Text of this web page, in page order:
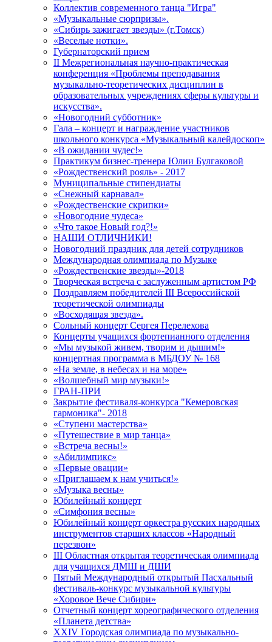
Коллектив современного танца "Игра"
«Музыкальные сюрпризы».
«Сибирь зажигает звезды» (г.Томск)
«Веселые нотки».
Губернаторский прием
II Межрегиональная научно-практическая
конференция «Проблемы преподавания
музыкально-теоретических дисциплин в
образовательных учреждениях сферы культуры и
искусства».
«Новогодний субботник»
Гала – концерт и награждение участников
школьного конкурса «Музыкальный калейдоскоп»
«В ожидании чудес!»
Практикум бизнес-тренера Юлии Булгаковой
«Рождественский рояль» - 2017
Муниципальные стипендиаты
«Снежный карнавал»
«Рождественские скрипки»
«Новогодние чудеса»
«Что такое Новый год?!»
НАШИ ОТЛИЧНИКИ!
Новогодний праздник для детей сотрудников
Международная олимпиада по Музыке
«Рождественские звезды»-2018
Творческая встреча с заслуженным артистом РФ
Поздравляем победителей III Всероссийской
теоретической олимпиады
«Восходящая звезда».
Сольный концерт Сергея Перелехова
Концерты учащихся фортепианного отделения
«Мы музыкой живем, творим и дышим!»
концертная программа в МБДОУ № 168
«На земле, в небесах и на море»
«Волшебный мир музыки!»
ГРАН-ПРИ
Закрытие фестиваля-конкурса "Кемеровская
гармоника"- 2018
«Ступени мастерства»
«Путешествие в мир танца»
«Встреча весны!»
«Абилимпикс»
«Первые овации»
«Приглашаем к нам учиться!»
«Музыка весны»
Юбилейный концерт
«Симфония весны»
Юбилейный концерт оркестра русских народных
инструментов старших классов «Народный
перезвон»
III Областная открытая теоретическая олимпиада
для учащихся ДМШ и ДШИ
Пятый Международный открытый Пасхальный
фестиваль-конкурс музыкальной культуры
«Хоровое Вече Сибири»
Отчетный концерт хореографического отделения
«Планета детства»
XXIV Городская олимпиада по музыкально-